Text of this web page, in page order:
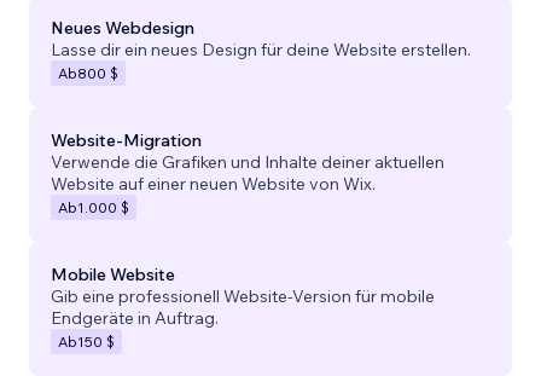
Neues Webdesign
Lasse dir ein neues Design für deine Website erstellen.
Ab800 $
Website-Migration
Verwende die Grafiken und Inhalte deiner aktuellen
Website auf einer neuen Website von Wix.
Ab1.000 $
Mobile Website
Gib eine professionell Website-Version für mobile
Endgeräte in Auftrag.
Ab150 $